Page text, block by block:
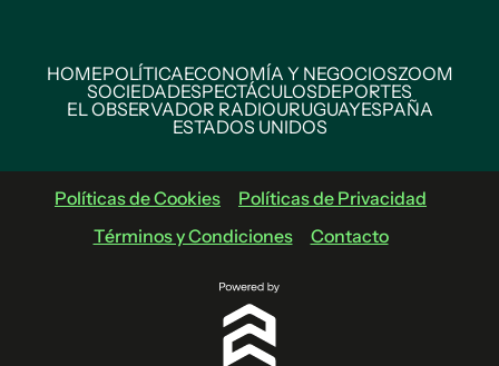
HOMEPOLÍTICAECONOMÍA Y NEGOCIOSZOOM
SOCIEDADESPECTÁCULOSDEPORTES
EL OBSERVADOR RADIOURUGUAYESPAÑA
ESTADOS UNIDOS
Políticas de Cookies
Políticas de Privacidad
Términos y Condiciones
Contacto